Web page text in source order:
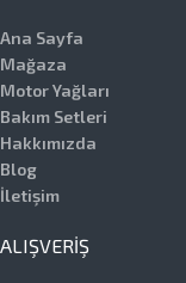
Ana Sayfa
Mağaza
Motor Yağları
Bakım Setleri
Hakkımızda
Blog
İletişim
ALIŞVERIŞ